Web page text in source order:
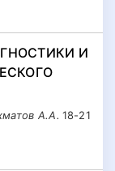
И
18-21
А.А.